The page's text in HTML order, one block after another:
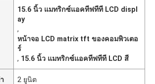
15.6 นิ้ว แมทริกซ์แอคทีฟทีที LCD displ
ay
,
หน้าจอ LCD matrix tft ของคอมพิวเตอ
ร์
, 15.6 นิ้ว แมทริกซ์แอคทีฟทีที LCD สี
2 ยูนิต